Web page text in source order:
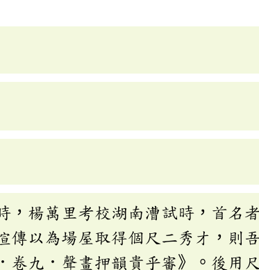
，楊萬里考校湖南漕試時，首名
傳以為場屋取得個尺二秀才，則
卷九．聲畫押韻貴乎審》。後用